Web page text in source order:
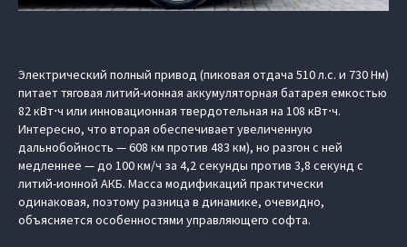
Электрический полный привод (пиковая отдача 510 л.с. и 730 Нм)
питает тяговая литий-ионная аккумуляторная батарея емкостью
82 кВт⋅ч или инновационная твердотельная на 108 кВт⋅ч.
Интересно, что вторая обеспечивает увеличенную
дальнобойность — 608 км против 483 км), но разгон с ней
медленнее — до 100 км/ч за 4,2 секунды против 3,8 секунд с
литий-ионной АКБ. Масса модификаций практически
одинаковая, поэтому разница в динамике, очевидно,
объясняется особенностями управляющего софта.